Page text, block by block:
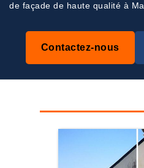
de façade de haute qualité à
Contactez-nous